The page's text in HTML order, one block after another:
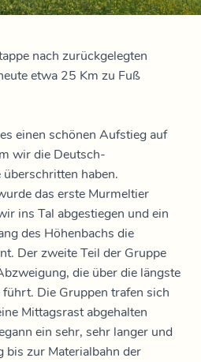
nach zurückgelegten
etwa 25 Km zu Fuß
einen schönen Aufstieg auf
wir die Deutsch-
haben.
das erste Murmeltier
ins Tal abgestiegen und ein
des Höhenbachs die
Der zweite Teil der Gruppe
die über die längste
Die Gruppen trafen sich
Mittagsrast abgehalten
ein sehr, sehr langer und
bis zur Materialbahn der